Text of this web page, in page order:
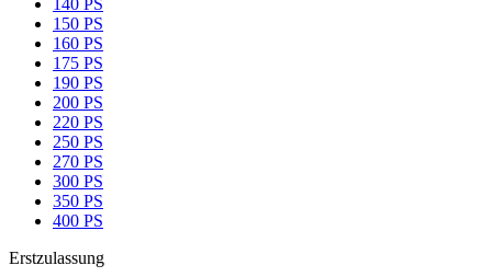
140 PS
150 PS
160 PS
175 PS
190 PS
200 PS
220 PS
250 PS
270 PS
300 PS
350 PS
400 PS
Erstzulassung